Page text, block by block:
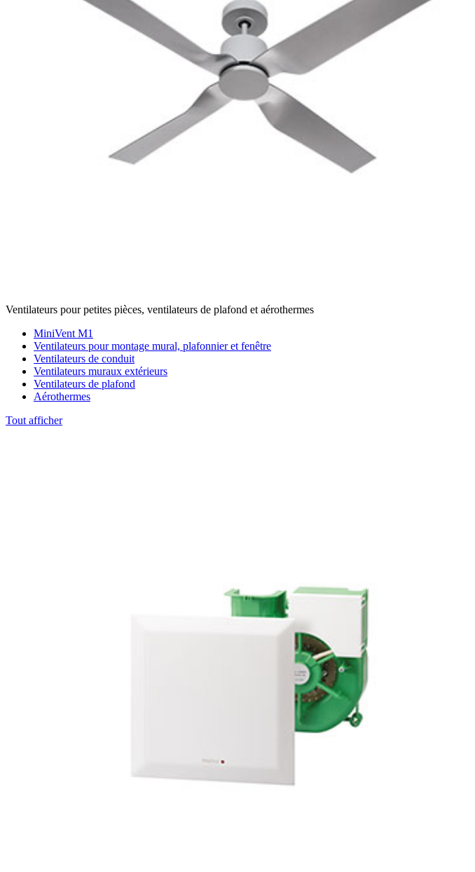
Ventilateurs pour petites pièces, ventilateurs de plafond et aérothermes
MiniVent M1
Ventilateurs pour montage mural, plafonnier et fenêtre
Ventilateurs de conduit
Ventilateurs muraux extérieurs
Ventilateurs de plafond
Aérothermes
Tout afficher